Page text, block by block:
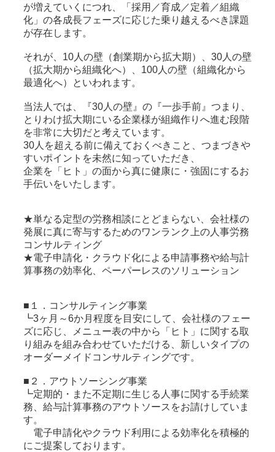
が増えていくにつれ、「採用／育成／定着／組織
化」の各成長フェーズに応じた乗り越えるべき課題
が存在します。
それが、10人の壁（創業期から拡大期）、30人の壁
（拡大期から組織化へ）、100人の壁（組織化から
最適化へ）といわれます。
当法人では、『30人の壁』の『一歩手前』つまり、
とりわけ拡大期にいる企業様が組織作りへ進む段階
を非常に大切だと考えています。
30人を超える前に備えておくべきこと、つまづきや
すいポイントを未然に知っていただき、
企業を「ヒト」の面から真に健康に・強固にするお
手伝いをいたします。
★単なる定型の労務相談にとどまらない、会社様の
発展に真に寄与するためのワンランク上の人事労務
コンサルティング
★電子申請化・クラウド化による申請事務や給与計
算事務の効率化、ペーパーレスのソリューション
■１．コンサルティング事業
┗3ヶ月～6か月程度を目安にして、会社様のフェー
ズに応じ、メニュー表の中から「ヒト」に関する取
り組みを組み合わせていただける、新しいタイプの
オーダーメイドコンサルティングです。
■２．アウトソーシング事業
┗定期的・また不定期に生じる人事に関する手続業
務、給与計算事務のアウトソースをお請けしていま
す。
電子申請化やクラウド利用による効率化を積極的
にご提案しております。